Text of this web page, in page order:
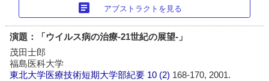
article アブストラクトを見る
演題：「ウイルス病の治療‐21世紀の展望‐」
茂田士郎
福島医科大学
東北大学医療技術短期大学部紀要 10 (2) 168-170, 2001.